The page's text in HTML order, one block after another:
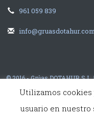
961 059 839
© 2016 - Grúas DOTAHUR
Web
Utilizamos cookies
usuario en nuestro